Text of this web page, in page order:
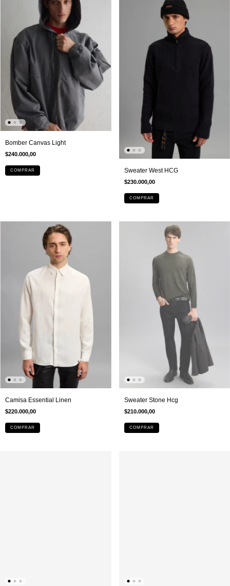
Bomber Canvas Light
$240.000,00
COMPRAR Sweater West HCG
$230.000,00
COMPRAR
Camisa Essential Linen
$220.000,00
COMPRAR
Sweater Stone Hcg
$210.000,00
COMPRAR